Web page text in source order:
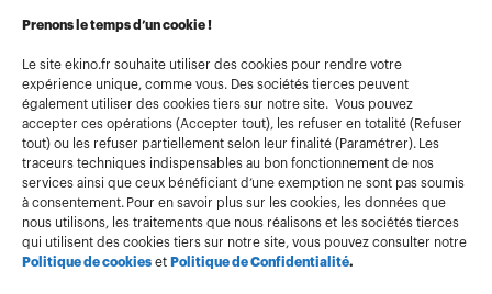
Prenons le temps d’un cookie !
Le site ekino.fr souhaite utiliser des cookies pour rendre votre
expérience unique, comme vous. Des sociétés tierces peuvent
également utiliser des cookies tiers sur notre site. Vous pouvez
accepter ces opérations (Accepter tout), les refuser en totalité (Refuser
tout) ou les refuser partiellement selon leur finalité (Paramétrer). Les
traceurs techniques indispensables au bon fonctionnement de nos
services ainsi que ceux bénéficiant d’une exemption ne sont pas soumis
à consentement. Pour en savoir plus sur les cookies, les données que
nous utilisons, les traitements que nous réalisons et les sociétés tierces
qui utilisent des cookies tiers sur notre site, vous pouvez consulter notre
Politique de cookiesetPolitique de Confidentialité.
Conditions générales d’utilisation
Politique de confidentialité
Politique cookies
Gestion des cookies
Index égalité